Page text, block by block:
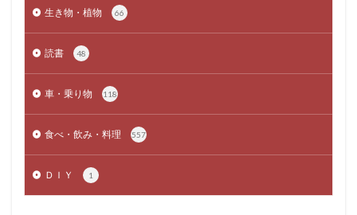
生き物・植物 66
読書 48
車・乗り物 118
食べ・飲み・料理 557
ＤＩＹ 1